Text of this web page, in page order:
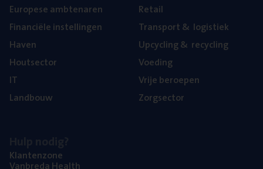
Euro­pe­se ambtenaren
Finan­ci­ë­le instellingen
Haven
Hout­sec­tor
IT
Land­bouw
Retail
Trans­port& logistiek
Upcy­cling& recycling
Voe­ding
Vrije beroe­pen
Zorg­sec­tor
Klan­ten­zo­ne
Van­b­re­da Health